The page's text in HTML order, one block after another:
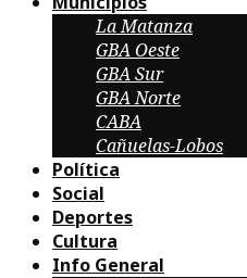
La Matanza
GBA Oeste
GBA Sur
GBA Norte
CABA
Cañuelas-Lobos
Política
Social
Deportes
Cultura
Info General